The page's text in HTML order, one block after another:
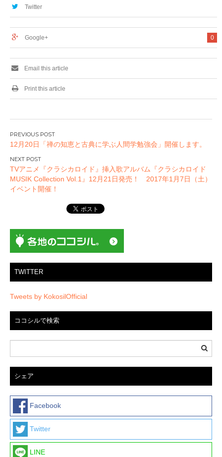
て開催！
Twitter
0
Google+
Email this article
Print this article
投
稿
ナ
ビ
ゲ
ョ
ン
12月20日「禅の知恵と古典に学ぶ人間学勉強会」開催します。
TVアニメ『クラシカロイド』挿入歌アルバム『クラシカロイド
MUSIK Collection Vol.1』12月21日発売！ 2017年1月7日（土）
イベント開催！
TWITTER
Tweets by KokosilOfficial
ココシルで検索
シェア
Facebook
Twitter
LINE